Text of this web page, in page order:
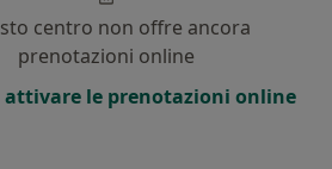
centro non offre ancora
prenotazioni online
attivare le prenotazioni online